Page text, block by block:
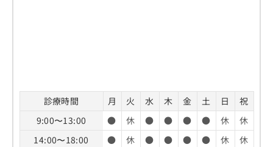
診療時間 月 火 水 木 金 土 日
祝
9:00〜13:00
● 休 ● ● ● ● 休
休
14:00〜18:00
● 休 ● ● ● ● 休
休